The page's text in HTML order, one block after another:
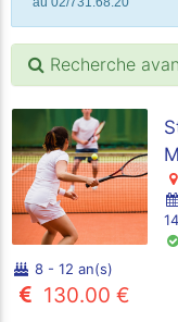
Recherche
8 - 12 an(s)
130.00 €